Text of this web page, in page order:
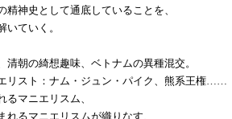
神史として通底していることを、
いていく。
朝の綺想趣味、ベトナムの異種混交。
リスト：ナム・ジュン・パイク、熊系王権……
るマニエリスム、
れるマニエリスムが織りなす、